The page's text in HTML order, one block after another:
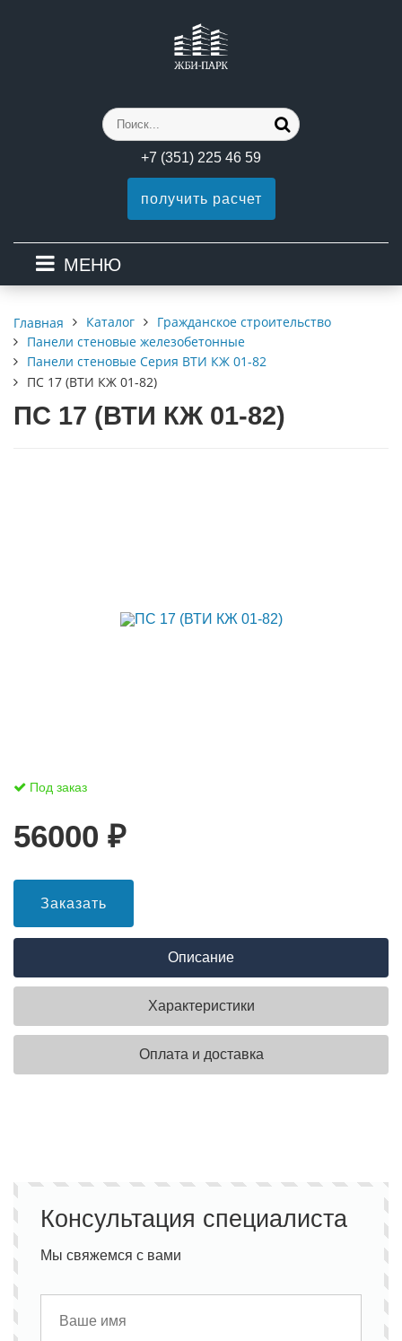
+7 (351) 225 46 59
получить расчет
МЕНЮ
Главная Каталог
Гражданское строительство
Панели стеновые железобетонные
Панели стеновые Серия ВТИ КЖ 01-82
ПС 17 (ВТИ КЖ 01-82)
ПС 17 (ВТИ КЖ 01-82)
Под заказ
56000 ₽
Заказать
Описание
Характеристики
Оплата и доставка
Консультация специалиста
Мы свяжемся с вами